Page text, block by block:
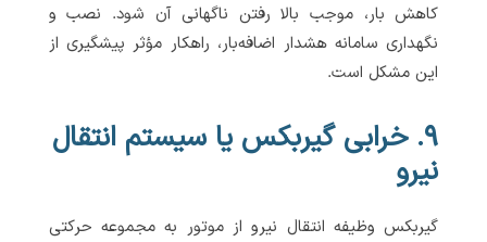
کاهش بار، موجب بالا رفتن ناگهانی آن شود. نصب و
نگهداری سامانه هشدار اضافه‌بار، راهکار مؤثر پیشگیری از
این مشکل است.
۹. خرابی گیربکس یا سیستم انتقال
نیرو
گیربکس وظیفه انتقال نیرو از موتور به مجموعه حرکتی